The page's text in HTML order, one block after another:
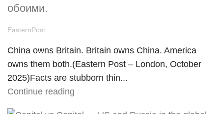
обоими.
EasternPost
China owns Britain. Britain owns China. America
owns them both.(Eastern Post – London, October
2025)Facts are stubborn thin...
Continue reading